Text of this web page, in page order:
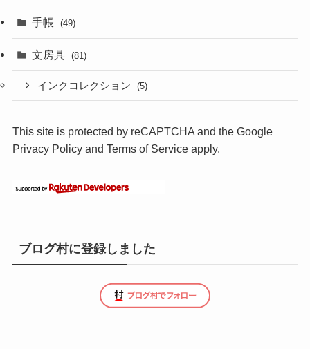
手帳 (49)
文房具 (81)
インクコレクション (5)
This site is protected by reCAPTCHA and the Google
Privacy Policyand Terms of Serviceapply.
ブログ村に登録しました